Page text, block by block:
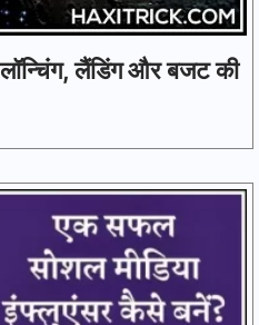
लैंडिंग और बजट की